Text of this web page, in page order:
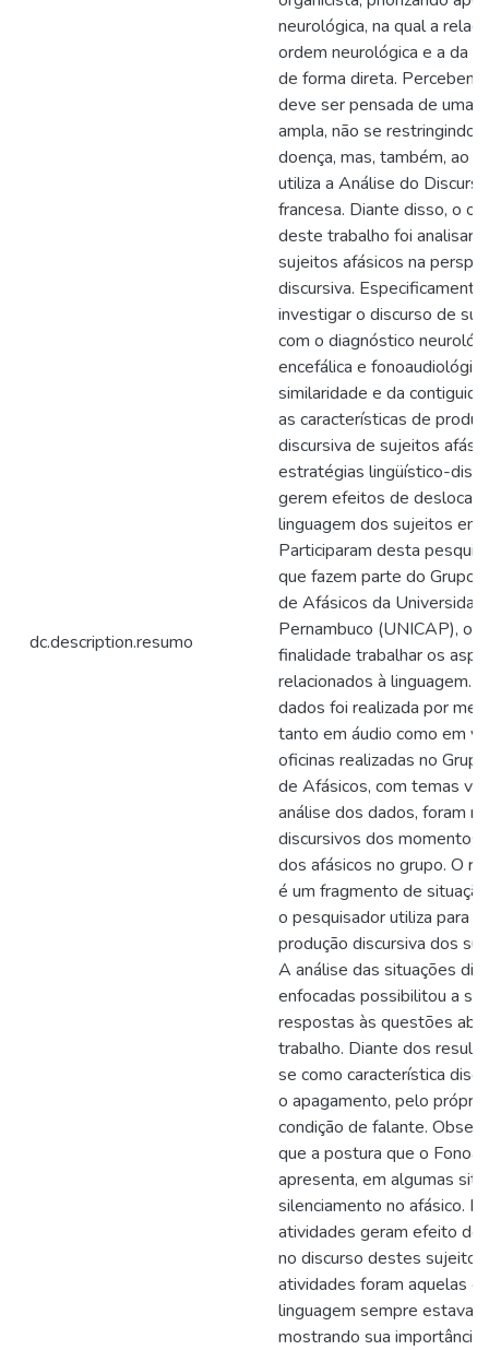
dc.description.resumo
neurológica, na qual a
ordem neurológica e a da
de forma direta.
deve ser pensada de uma
ampla, não se restringindo
doença, mas, também, ao
utiliza a Análise do
francesa. Diante disso, o
deste trabalho foi analisar
sujeitos afásicos na
discursiva.
investigar o discurso de
com o diagnóstico
encefálica e
similaridade e da
as características de
discursiva de sujeitos
estratégias lingüístico-
gerem efeitos de
linguagem dos sujeitos em
Participaram desta
que fazem parte do Grupo
de Afásicos da
Pernambuco (UNICAP), o
finalidade trabalhar os
relacionados à linguagem.
dados foi realizada por
tanto em áudio como em
oficinas realizadas no
de Afásicos, com temas
análise dos dados, foram
discursivos dos momentos
dos afásicos no grupo. O
é um fragmento de
o pesquisador utiliza para
produção discursiva dos
A análise das situações
enfocadas possibilitou a
respostas às questões
trabalho. Diante dos
se como característica
o apagamento, pelo
condição de falante.
que a postura que o
apresenta, em algumas
silenciamento no afásico. E
atividades geram efeito de
no discurso destes
atividades foram aquelas
linguagem sempre estava
mostrando sua importância